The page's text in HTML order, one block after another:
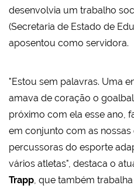
desenvolvia um trabalho
(Secretaria de Estado de
aposentou como servidora.
"Estou sem palavras. Uma
amava de coração o
próximo com ela esse ano,
em conjunto com as nossas
percussoras do esporte
vários atletas", destaca o
Trapp, que também